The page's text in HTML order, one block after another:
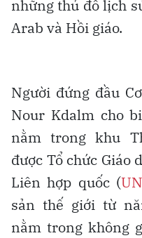
những thủ đô lịch
Arab và Hồi giáo.
Người đứng đầu
Nour Kdalm cho
nằm trong khu
được Tổ chức Giáo
Liên hợp quốc (
sản thế giới từ
nằm trong không